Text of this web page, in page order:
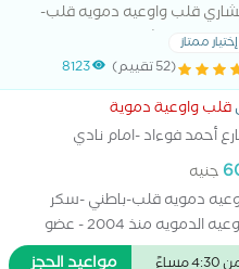
قلب واوعيه دمويه قلب-
-سكر استشاري القلب والاوعيه
الدمويه منذ 2004 - عضو الجمعيه
والجمعية الاوربيه للقلب زماله
والصدر من كيلافلاند كلينك -
إختيار ممتاز
(52 تقييم) 8123
قلب واوعية دموية
أحمد فوءاد -امام نادي
جنيه
دمويه قلب-باطني -سكر
استشاري القلب والاوعيه الدمويه منذ 2004 - عضو
الاوربيه للقلب زماله القلب